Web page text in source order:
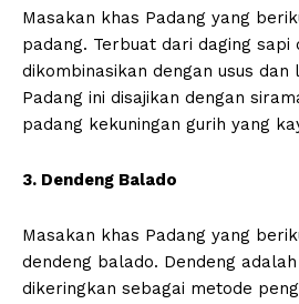
Masakan khas Padang yang
padang. Terbuat dari daging sapi
dikombinasikan dengan usus dan
Padang ini disajikan dengan
padang kekuningan gurih yang
3. Dendeng Balado
Masakan khas Padang yang
dendeng balado. Dendeng
dikeringkan sebagai metode